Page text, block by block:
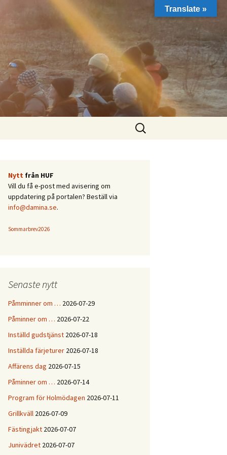
Sök
efter:
Nytt från HUF
Vill du få e-post med avisering om
uppdatering på portalen? Beställ via
info@damina.se.
Sommarbrev2026
Senaste nytt
Påmminner om … 2026-07-29
Påminner om … 2026-07-22
Inställd gudstjänst 2026-07-18
Inställda färjeturer 2026-07-18
Affärens dag 2026-07-15
Påminner om … 2026-07-14
Program för Holmödagen 2026-07-11
Grillkväll 2026-07-09
Fästingjakt 2026-07-07
Junivädret 2026-07-07
Translate »